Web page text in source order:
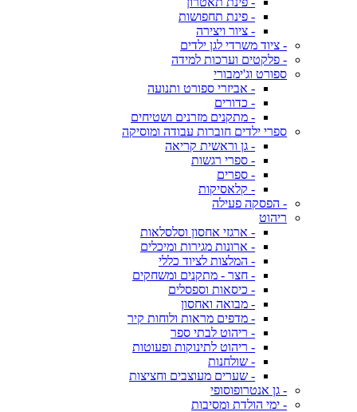
- פינת תחפושות
- ציור ויצירה
- ציוד משרדי לגן ילדים
- פלקטים וערכות למידה
ספורט וג'ימבורי
- אביזרי ספורט ותנועה
- כדורים
- מתקנים מזרנים ושטיחים
ספרי ילדים חוברות עבודה ומוסיקה
- גן וראשית קריאה
- ספרי רגשות
- ספרים
- קלאסיקות
- הפסקה פעילה
ריהוט
- ארגזי אחסון וסלסלאות
- ארונות מגירות ומיכלים
- המלצות לציוד כללי
- חצר - מתקנים ומשחקים
- כיסאות וספסלים
- מבואה ואחסון
- מדפים מראות ולוחות קיר
- ריהוט לבתי ספר
- ריהוט לתינוקות ופעוטות
- שולחנות
- שערים מעוצבים וחציצות
- גן אנטרופוסופי
- ימי הולדת ומסיבות